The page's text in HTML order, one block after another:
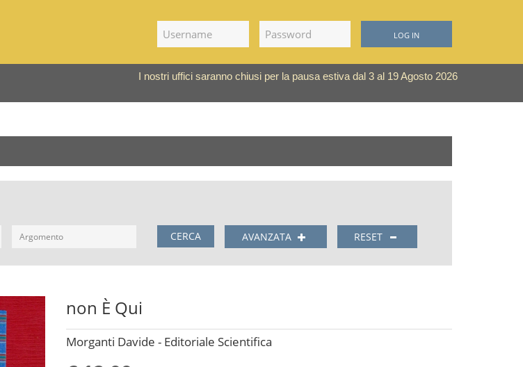
LOG IN
I nostri uffici saranno chiusi per la pausa estiva dal 3 al 19 Agosto 2026
CERCA AVANZATA RESET
non È Qui
Morganti Davide - Editoriale Scientifica